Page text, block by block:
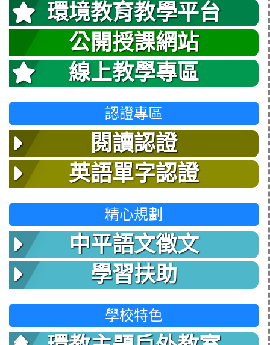
環境教育教學平台
公開授課網站
線上教學專區
認證專區
閱讀認證
英語單字認證
精心規劃
中平語文徵文
學習扶助
學校特色